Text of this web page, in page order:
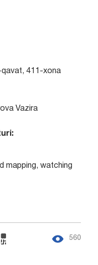
411-xona
Vazira
mapping, watching
560